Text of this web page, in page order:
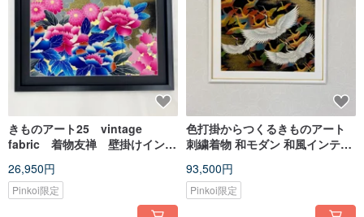
きものアート25 vintage
fabric 着物友禅 壁掛けインテ
made in japan
26,950円
Pinkoi限定
色打掛からつくるきものアート
刺繍着物 和モダン 和風インテリ
長寿祝 縁起物 額装インテリア
005
93,500円
Pinkoi限定